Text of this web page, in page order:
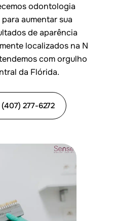
odontologia
aumentar sua
de aparência
localizados na N
com orgulho
da Flórida.
(407) 277-6272